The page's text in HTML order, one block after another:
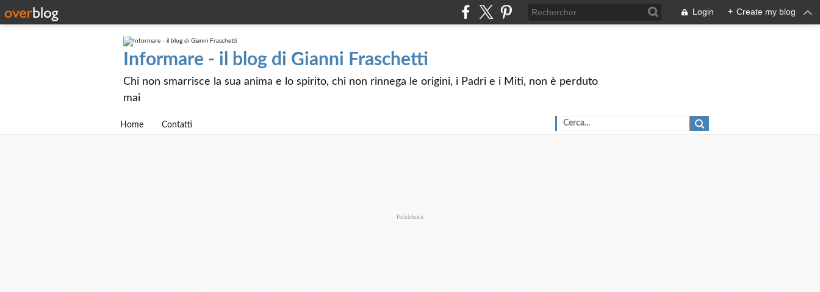
Login + Create my blog
Informare - il blog di Gianni Fraschetti
Chi non smarrisce la sua anima e lo spirito, chi non rinnega le origini, i Padri e i Miti, non è perduto
mai
Home Contatti
Pubblicità